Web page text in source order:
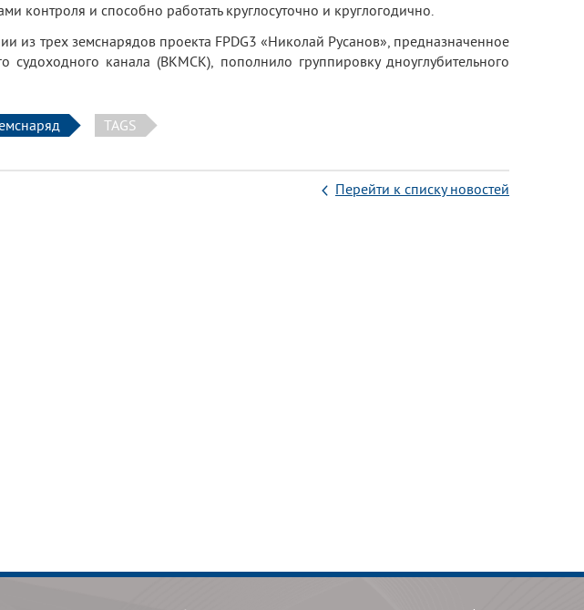
контроля и способно работать круглосуточно и круглогодично.
из трех земснарядов проекта FPDG3 «Николай Русанов», предназначенное
судоходного канала (ВКМСК), пополнило группировку дноуглубительного
TAGS
Перейти к списку новостей